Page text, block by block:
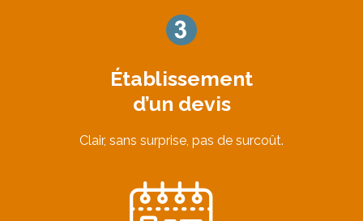
Établissement
d’un devis
Clair, sans surprise, pas de surcoût.